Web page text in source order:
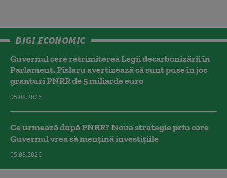
DIGI ECONOMIC
Guvernul cere retrimiterea Legii decarbonizării în
Parlament. Pîslaru avertizează că sunt puse în joc
granturi PNRR de 5 miliarde euro
05.08.2026
Ce urmează după PNRR? Noua strategie prin care
Guvernul vrea să mențină investițiile
05.08.2026